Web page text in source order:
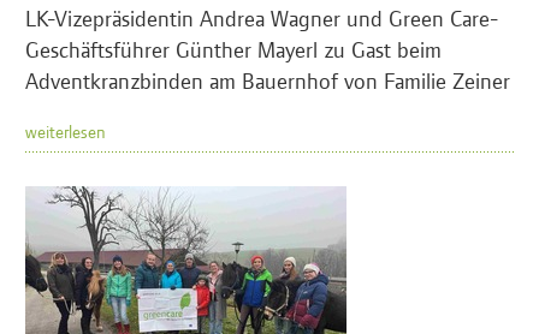
LK-Vizepräsidentin Andrea Wagner und Green Care-
Geschäftsführer Günther Mayerl zu Gast beim
Adventkranzbinden am Bauernhof von Familie Zeiner
weiterlesen